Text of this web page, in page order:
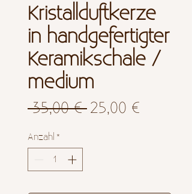
Kristallduftkerze
in handgefertigter
Keramikschale /
medium
35,00 € Standardpreis
25,00 €
Anzahl *